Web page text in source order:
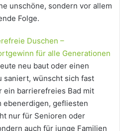
unschöne, sondern vor allem
Folge.
Duschen –
für alle Generationen
neu baut oder einen
saniert, wünscht sich fast
ein barrierefreies Bad mit
ebenerdigen, gefliesten
nur für Senioren oder
auch für junge Familien